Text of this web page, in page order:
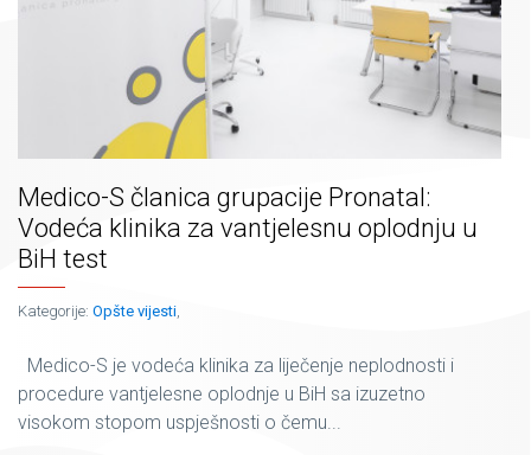
Medico-S članica grupacije Pronatal:
Vodeća klinika za vantjelesnu oplodnju u
BiH test
Kategorije: Opšte vijesti,
Medico-S je vodeća klinika za liječenje neplodnosti i
procedure vantjelesne oplodnje u BiH sa izuzetno
visokom stopom uspješnosti o čemu...